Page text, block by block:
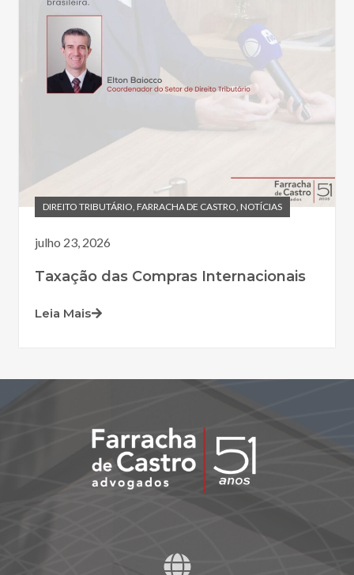
DIREITO TRIBUTÁRIO FARRACHA DE CASTRO NOTÍCIAS
julho 23, 2026
Taxação das Compras Internacionais
Leia Mais